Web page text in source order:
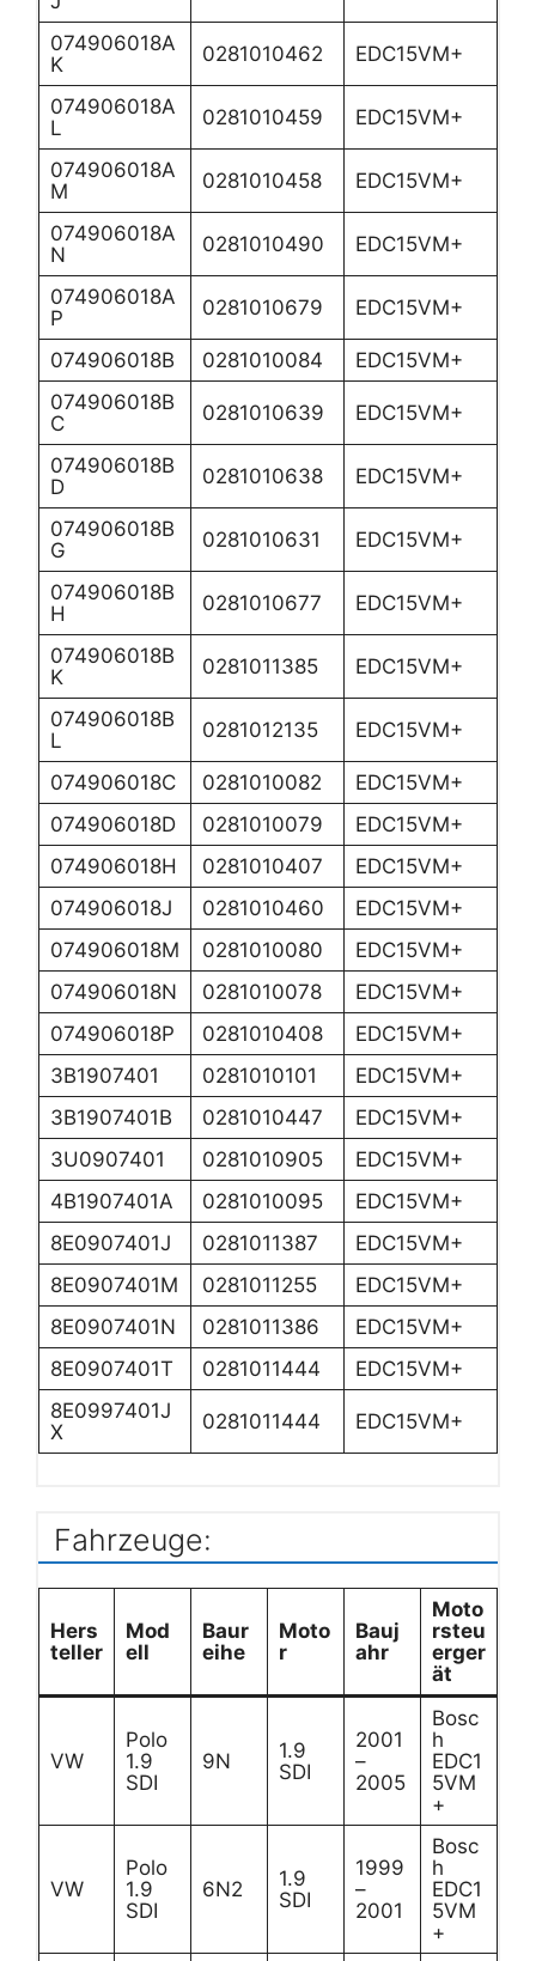
074906018A
K
0281010462 EDC15VM+
074906018A
L
0281010459 EDC15VM+
074906018A
M
0281010458 EDC15VM+
074906018A
N
0281010490 EDC15VM+
074906018A
P
0281010679 EDC15VM+
074906018B 0281010084
EDC15VM+
074906018B
C
0281010639 EDC15VM+
074906018B
D
0281010638 EDC15VM+
074906018B
G
0281010631 EDC15VM+
074906018B
H
0281010677 EDC15VM+
074906018B
K
0281011385 EDC15VM+
074906018B
L
0281012135 EDC15VM+
074906018C 0281010082
EDC15VM+
074906018D
0281010079
EDC15VM+
074906018H
0281010407
EDC15VM+
074906018J
0281010460
EDC15VM+
074906018M
0281010080
EDC15VM+
074906018N
0281010078
EDC15VM+
074906018P
0281010408
EDC15VM+
3B1907401
0281010101
EDC15VM+
3B1907401B
0281010447
EDC15VM+
3U0907401
0281010905
EDC15VM+
4B1907401A
0281010095
EDC15VM+
8E0907401J
0281011387
EDC15VM+
8E0907401M
0281011255
EDC15VM+
8E0907401N
0281011386
EDC15VM+
8E0907401T
0281011444
EDC15VM+
8E0997401J
X
0281011444 EDC15VM+
Fahrzeuge:
Hers
teller
Mod
ell
Baur
eihe
Moto
r
Bauj
ahr
Moto
rsteu
erger
ät
VW
Polo
1.9
SDI
9N
1.9
SDI
2001
–
2005
Bosc
h
EDC1
5VM
+
VW
Polo
1.9
SDI
6N2
1.9
SDI
1999
–
2001
Bosc
h
EDC1
5VM
+